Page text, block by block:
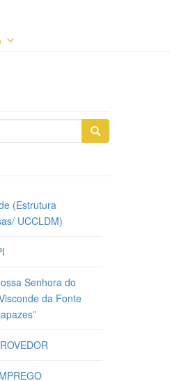
(Estrutura
UCCLDM)
Senhora do
da Fonte